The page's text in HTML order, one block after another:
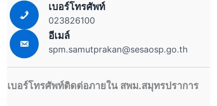
เบอร์โทรศัพท์
023826100
อีเมล์
spm.samutprakan@sesaosp.go.th
เบอร์โทรศัพท์ติดต่อภายใน สพม.สมุทรปราการ